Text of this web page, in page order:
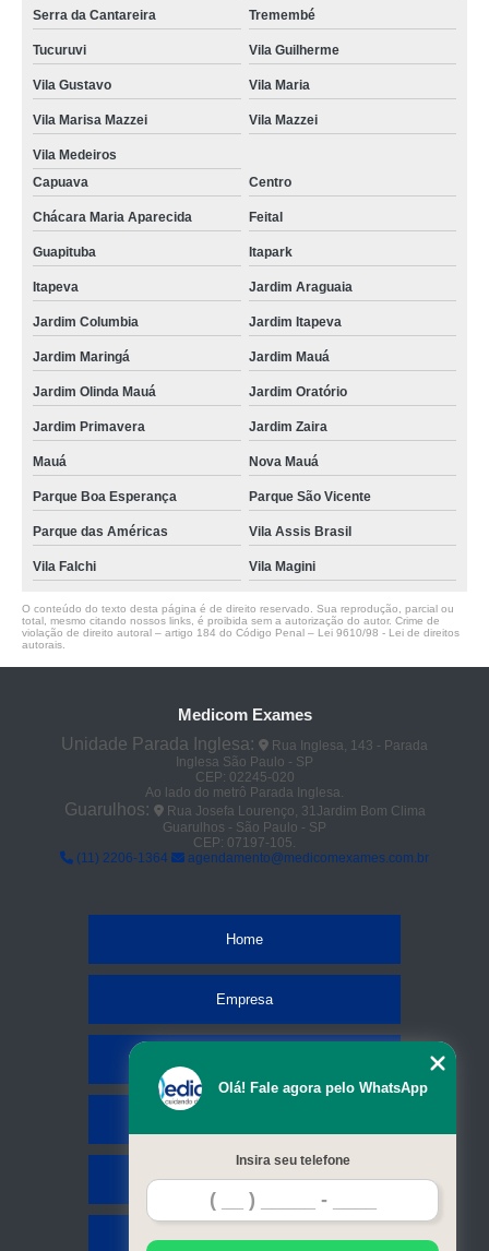
Serra da Cantareira Tremembé
Tucuruvi Vila Guilherme
Vila Gustavo Vila Maria
Vila Marisa Mazzei Vila Mazzei
Vila Medeiros
Capuava
Centro
Chácara Maria Aparecida Feital
Guapituba Itapark
Itapeva Jardim Araguaia
Jardim Columbia Jardim Itapeva
Jardim Maringá Jardim Mauá
Jardim Olinda Mauá Jardim Oratório
Jardim Primavera Jardim Zaira
Mauá Nova Mauá
Parque Boa Esperança Parque São Vicente
Parque das Américas Vila Assis Brasil
Vila Falchi Vila Magini
O conteúdo do texto desta página é de direito reservado. Sua reprodução, parcial ou
total, mesmo citando nossos links, é proibida sem a autorização do autor. Crime de
violação de direito autoral – artigo 184 do Código Penal – Lei 9610/98 - Lei de direitos
autorais
Medicom Exames
Unidade Parada Inglesa:
Rua Inglesa, 143 - Parada
Inglesa São Paulo - SP
CEP: 02245-020
Ao lado do metrô Parada Inglesa.
Guarulhos:
Rua Josefa Lourenço, 31Jardim Bom Clima
Guarulhos - São Paulo - SP
CEP: 07197-105.
(11) 2206-1364
agendamento@medicomexames.com.br
Home
Empresa
Contato
Mapa do site
Olá! Fale agora pelo WhatsApp
Insira seu telefone